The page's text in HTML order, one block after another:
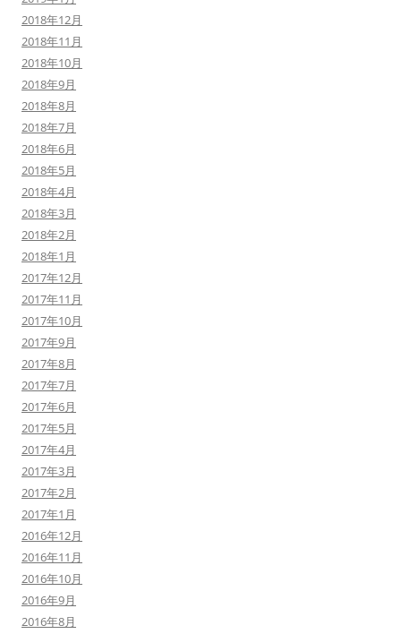
2018年12月
2018年11月
2018年10月
2018年9月
2018年8月
2018年7月
2018年6月
2018年5月
2018年4月
2018年3月
2018年2月
2018年1月
2017年12月
2017年11月
2017年10月
2017年9月
2017年8月
2017年7月
2017年6月
2017年5月
2017年4月
2017年3月
2017年2月
2017年1月
2016年12月
2016年11月
2016年10月
2016年9月
2016年8月